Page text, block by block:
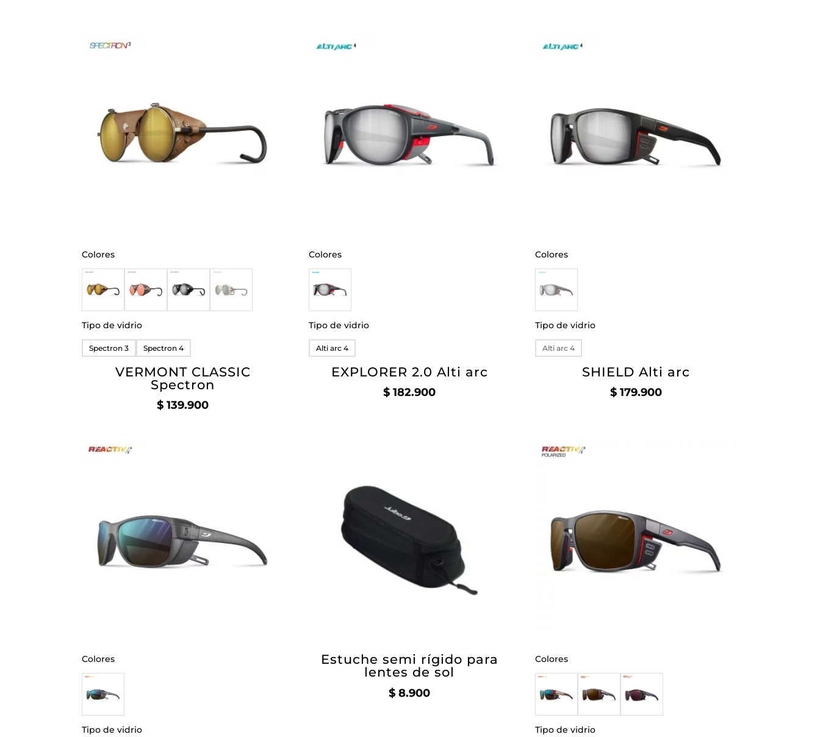
Colores
Tipo de vidrio
Spectron 3 Spectron 4
VERMONT CLASSIC
Spectron
$ 139.900
Colores
Tipo de vidrio
Alti arc 4
EXPLORER 2.0 Alti arc
$ 182.900
Colores
Tipo de vidrio
Alti arc 4
SHIELD Alti arc
$ 179.900
Colores
Tipo de vidrio
Estuche semi rígido para
lentes de sol
$ 8.900
Colores
Tipo de vidrio